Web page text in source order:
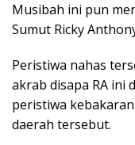
Musibah ini pun
Sumut Ricky
Peristiwa nahas
akrab disapa RA ini
peristiwa
daerah tersebut.